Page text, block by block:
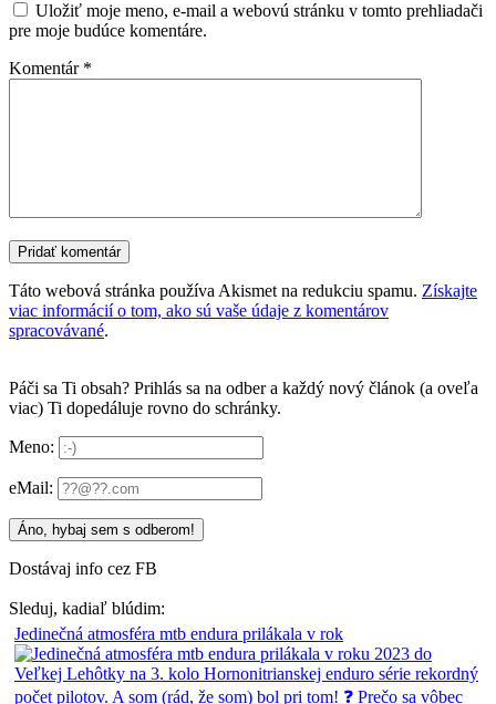
Uložiť moje meno, e-mail a webovú stránku v tomto prehliadači
pre moje budúce komentáre.
Komentár *
Táto webová stránka používa Akismet na redukciu spamu. Získajte
viac informácií o tom, ako sú vaše údaje z komentárov
spracovávané.
Páči sa Ti obsah? Prihlás sa na odber a každý nový článok (a oveľa
viac) Ti dopedáluje rovno do schránky.
Meno:
eMail:
Dostávaj info cez FB
Sleduj, kadiaľ blúdim:
Jedinečná atmosféra mtb endura prilákala v rok